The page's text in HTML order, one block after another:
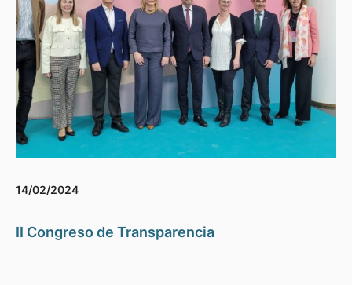
14/02/2024
II Congreso de Transparencia